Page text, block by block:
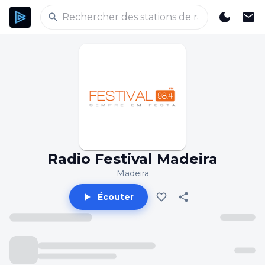
Radio Festival Madeira
Madeira
Écouter